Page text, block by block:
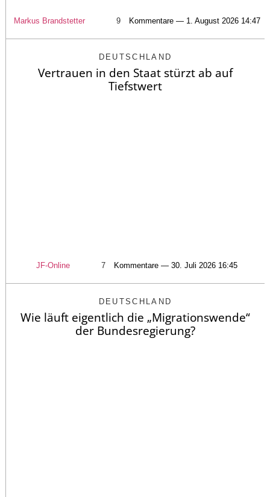
Markus Brandstetter 9 Kommentare — 1. August 2026 14:47
DEUTSCHLAND
Vertrauen in den Staat stürzt ab auf
Tiefstwert
JF-Online 7 Kommentare — 30. Juli 2026 16:45
DEUTSCHLAND
Wie läuft eigentlich die „Migrationswende“
der Bundesregierung?